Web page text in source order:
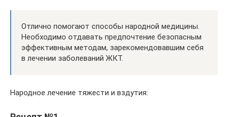
Отлично помогают способы народной медицины.
Необходимо отдавать предпочтение безопасным
эффективным методам, зарекомендовавшим себя
в лечении заболеваний ЖКТ.
Народное лечение тяжести и вздутия: